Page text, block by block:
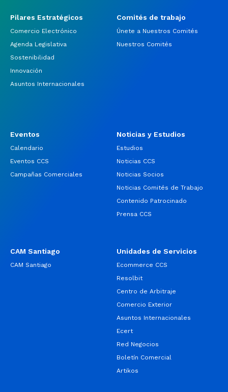
Pilares Estratégicos
Comercio Electrónico
Agenda Legislativa
Sostenibilidad
Innovación
Asuntos Internacionales
Comités de trabajo
Únete a Nuestros Comités
Nuestros Comités
Eventos
Calendario
Eventos CCS
Campañas Comerciales
Noticias y Estudios
Estudios
Noticias CCS
Noticias Socios
Noticias Comités de Trabajo
Contenido Patrocinado
Prensa CCS
CAM Santiago
CAM Santiago
Unidades de Servicios
Ecommerce CCS
Resolbit
Centro de Arbitraje
Comercio Exterior
Asuntos Internacionales
Ecert
Red Negocios
Boletín Comercial
Artikos